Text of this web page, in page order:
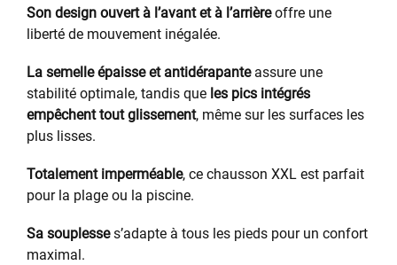
Son design ouvert à l’avant et à l’arrièreoffre une
liberté de mouvement inégalée.
La semelle épaisse et antidérapanteassure une
stabilité optimale, tandis que les pics intégrés
empêchent tout glissement, même sur les surfaces les
plus lisses.
Totalement imperméable, ce chausson XXL est parfait
pour la plage ou la piscine.
Sa souplesses’adapte à tous les pieds pour un confort
maximal.